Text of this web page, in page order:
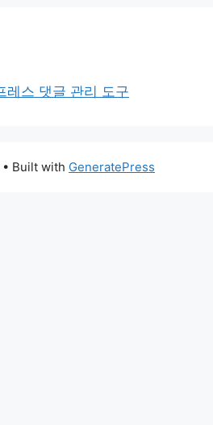
레스 댓글 관리 도구
• Built with GeneratePress